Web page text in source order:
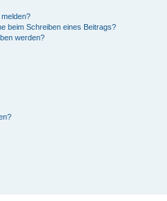
beim Schreiben eines Beitrags?
werden?